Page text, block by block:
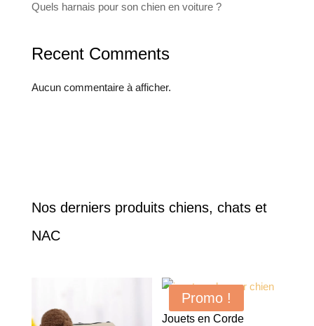
Quels harnais pour son chien en voiture ?
Recent Comments
Aucun commentaire à afficher.
Nos derniers produits chiens, chats et
NAC
Promo !
Jouets en Corde